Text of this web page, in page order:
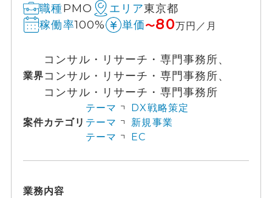
職種PMO エリア東京都
稼働率100% 単価〜80万円／月
業界
コンサル・リサーチ・専門事務所、
コンサル・リサーチ・専門事務所、
コンサル・リサーチ・専門事務所
案件カテゴリ
テーマ
DX戦略策定
テーマ
新規事業
テーマ
EC
業務内容